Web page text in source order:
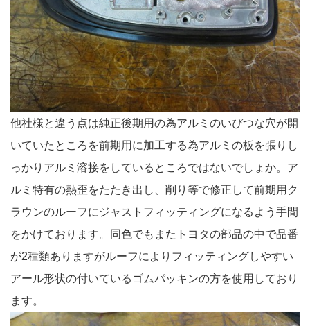
他社様と違う点は純正後期用の為アルミのいびつな穴が開
いていたところを前期用に加工する為アルミの板を張りし
っかりアルミ溶接をしているところではないでしょか。ア
ルミ特有の熱歪をたたき出し、削り等で修正して前期用ク
ラウンのルーフにジャストフィッティングになるよう手間
をかけております。同色でもまたトヨタの部品の中で品番
が2種類ありますがルーフによりフィッティングしやすい
アール形状の付いているゴムパッキンの方を使用しており
ます。